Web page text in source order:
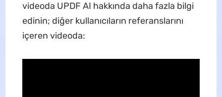
videoda UPDF AI hakkında daha fazla bilgi
edinin; diğer kullanıcıların referanslarını
içeren videoda: